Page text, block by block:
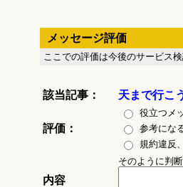
メッセージ評価
ここでの評価は今後のサービス検
該当記事： 天まで行こ
評価：
役立つメ
参考にな
規約違反
内容
そのように判